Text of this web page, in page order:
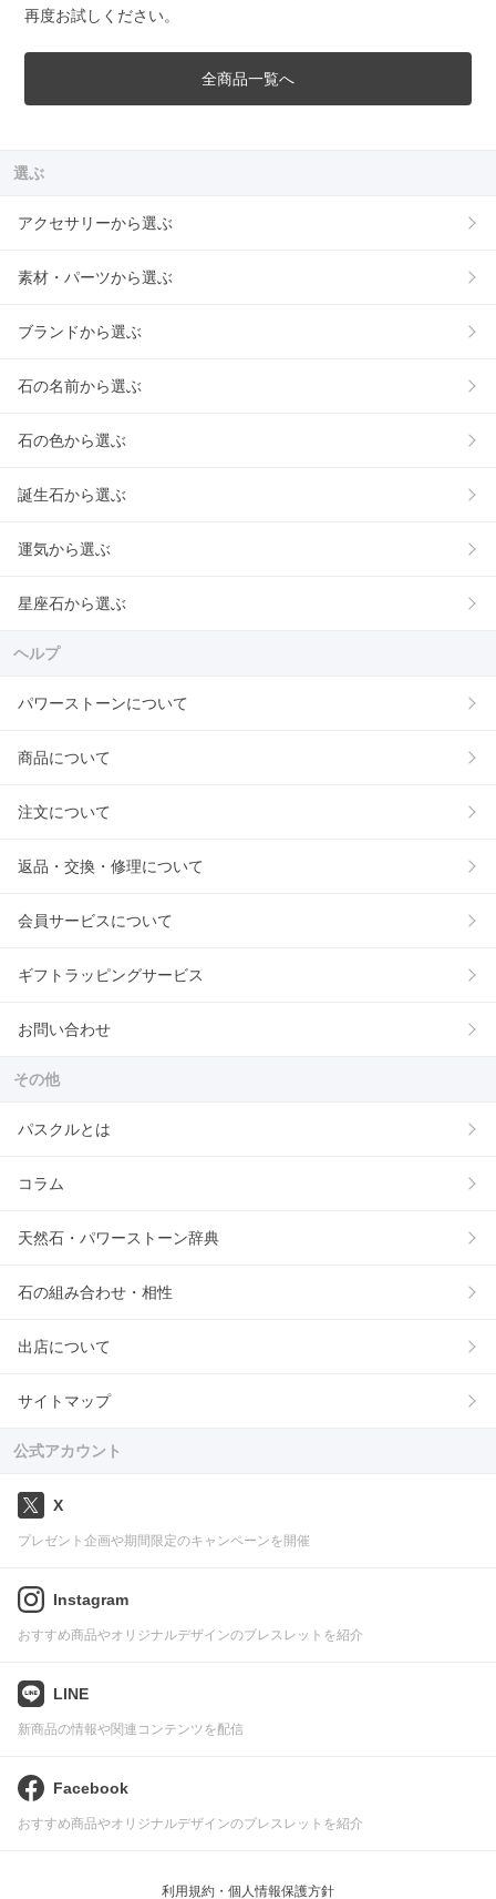
再度お試しください。
全商品一覧へ
選ぶ
アクセサリーから選ぶ
素材・パーツから選ぶ
ブランドから選ぶ
石の名前から選ぶ
石の色から選ぶ
誕生石から選ぶ
運気から選ぶ
星座石から選ぶ
ヘルプ
パワーストーンについて
商品について
注文について
返品・交換・修理について
会員サービスについて
ギフトラッピングサービス
お問い合わせ
その他
パスクルとは
コラム
天然石・パワーストーン辞典
石の組み合わせ・相性
出店について
サイトマップ
公式アカウント
X
プレゼント企画や期間限定のキャンペーンを開催
Instagram
おすすめ商品やオリジナルデザインのブレスレットを紹介
LINE
新商品の情報や関連コンテンツを配信
Facebook
おすすめ商品やオリジナルデザインのブレスレットを紹介
利用規約・個人情報保護方針